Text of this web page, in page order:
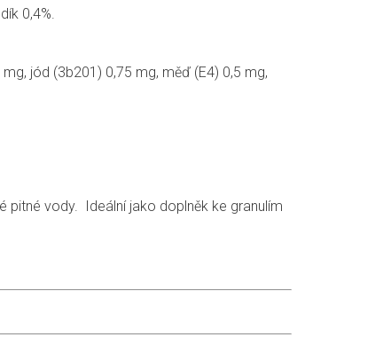
0,4%.
jód (3b201) 0,75 mg, měď (E4) 0,5 mg,
pitné vody. Ideální jako doplněk ke granulím